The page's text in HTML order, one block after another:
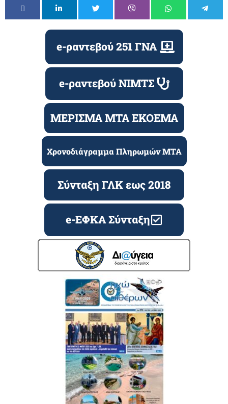
e-ραντεβού 251 ΓΝΑ
e-ραντεβού ΝΙΜΤΣ
ΜΕΡΙΣΜΑ ΜΤΑ ΕΚΟΕΜΑ
Χρονοδιάγραμμα Πληρωμών ΜΤΑ
Σύνταξη ΓΛΚ εως 2018
e-ΕΦΚΑ Σύνταξη